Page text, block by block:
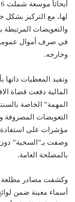
لها، مع التركيز
والتعويضات
في صرف أموال
وخارجه.
وتفيد المعطيات ذاتها
المالية دفعت قضاة
المهمة” الخاصة
التعويضات المصروفة
مؤشرات على
وصفت بـ”السخية”
بالمصلحة العامة.
وكشفت مصادر مطلعة
أسماء معينة ضمن